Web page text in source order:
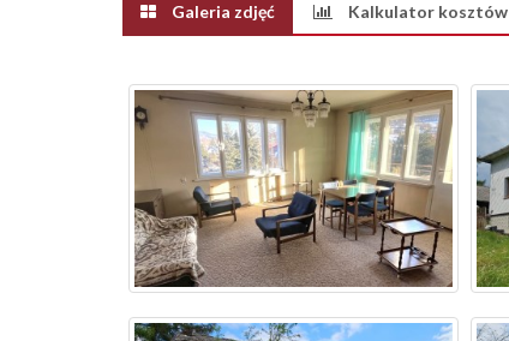
Galeria zdjęć Kalkulator kosztów